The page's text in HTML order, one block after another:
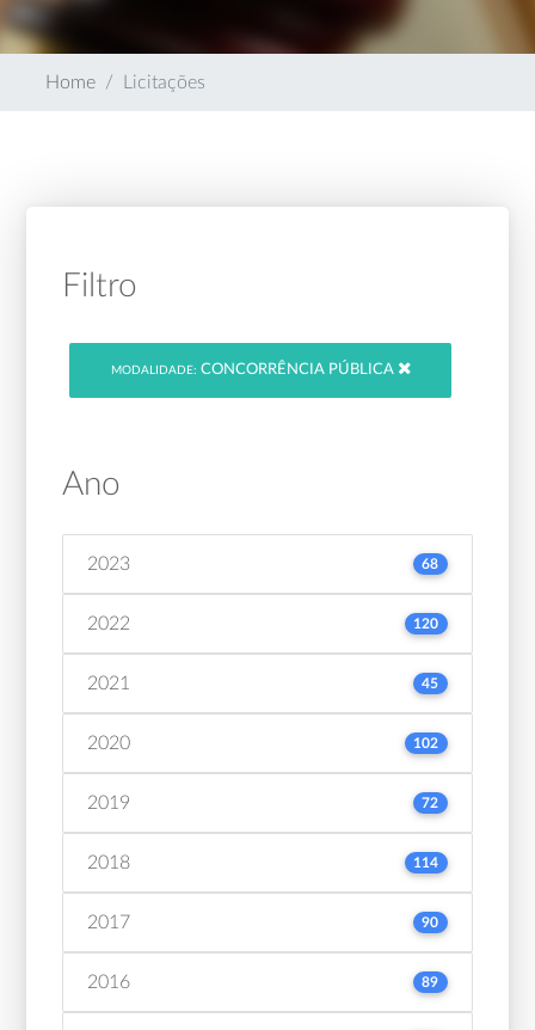
Home Licitações
Filtro
MODALIDADE: CONCORRÊNCIA PÚBLICA
Ano
2023 68
2022 120
2021 45
2020 102
2019 72
2018 114
2017 90
2016 89